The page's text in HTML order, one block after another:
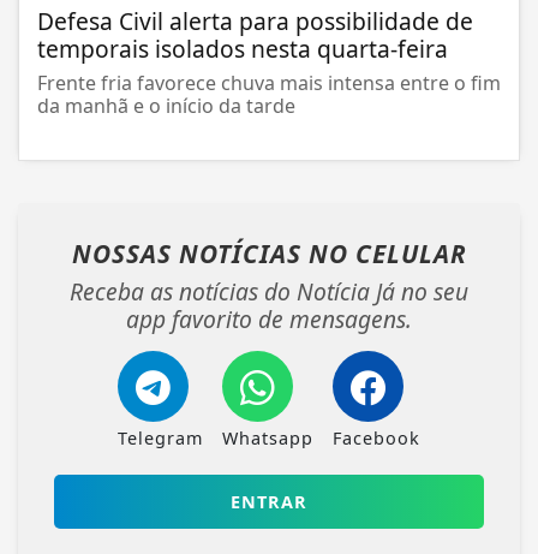
Defesa Civil alerta para possibilidade de
temporais isolados nesta quarta-feira
Frente fria favorece chuva mais intensa entre o fim
da manhã e o início da tarde
NOSSAS NOTÍCIAS NO CELULAR
Receba as notícias do Notícia Já no seu
app favorito de mensagens.
Telegram Whatsapp Facebook
ENTRAR